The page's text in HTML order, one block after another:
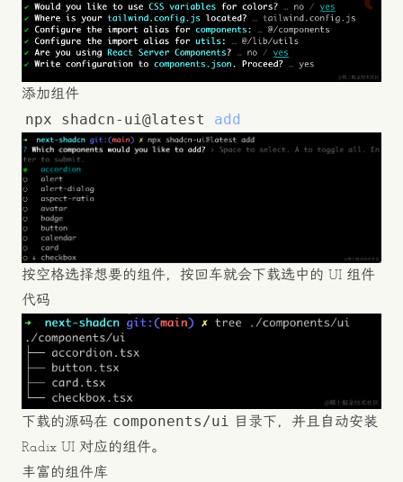
添加组件
npx shadcn-ui@latest add
按空格选择想要的组件，按回车就会下载选中的 UI 组件
代码
下载的源码在 components/ui
目录下，并且自动安装
Radix UI 对应的组件。
丰富的组件库